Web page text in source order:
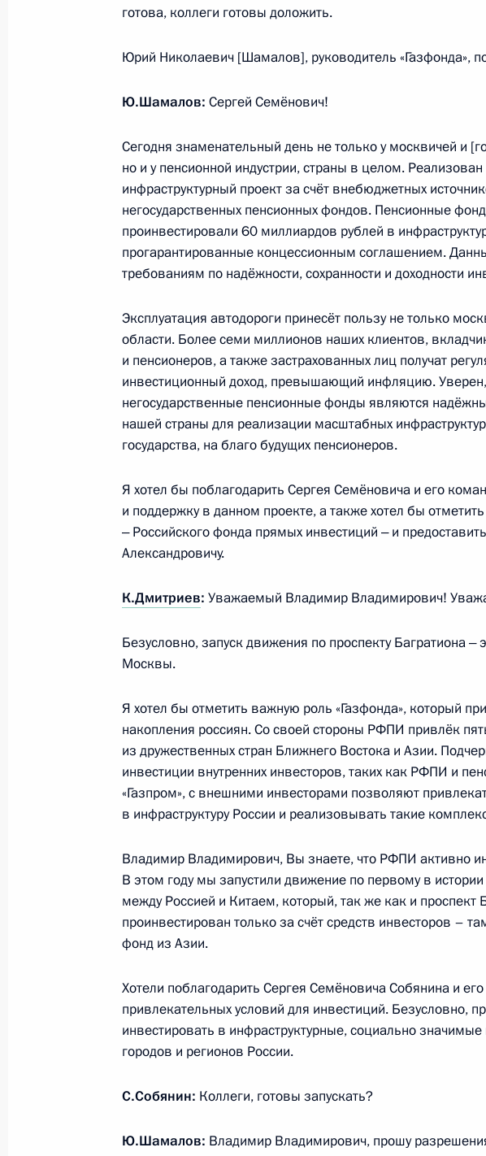
14 февраля 2024 года, 16:15
Открытие автомобильной дороги М-12 «Восток»
Встреча с избранными главами регионов
28 сентября 2023 года, 14:40
18 сентября 2023 года, 12:20
Владимир Путин поздравил москвичей с Днём города
9 сентября 2023 года, 13:35
Открытие объектов транспортной инфраструктуры
9 сентября 2023 года, 13:15
Открытие северного направления МСД, участков
8 сентября 2023 года, 15:55
Заседание Президиума Госсовета по вопросам
общественного транспорта
17 августа 2023 года, 21:10
Открытие движения по третьему Московскому
диаметру
17 августа 2023 года, 14:50
Пленарное заседание Форума будущих технологий
13 июля 2023 года, 18:15
готова, коллеги готовы доложить.
Юрий Николаевич [Шамалов], руководитель «Газфонда»,
Ю.Шамалов: Сергей Семёнович!
Сегодня знаменательный день не только у москвичей и
но и у пенсионной индустрии, страны в целом.
инфраструктурный проект за счёт внебюджетных
негосударственных пенсионных фондов. Пенсионные
проинвестировали 60 миллиардов рублей в
прогарантированные концессионным соглашением.
требованиям по надёжности, сохранности и доходности
Эксплуатация автодороги принесёт пользу не только
области. Более семи миллионов наших клиентов,
и пенсионеров, а также застрахованных лиц получат
инвестиционный доход, превышающий инфляцию. Уверен,
негосударственные пенсионные фонды являются
нашей страны для реализации масштабных
государства, на благо будущих пенсионеров.
Я хотел бы поблагодарить Сергея Семёновича и его
и поддержку в данном проекте, а также хотел бы
‒ Российского фонда прямых инвестиций ‒ и
Александровичу.
К.Дмитриев: Уважаемый Владимир Владимирович!
Безусловно, запуск движения по проспекту Багратиона ‒
Москвы.
Я хотел бы отметить важную роль «Газфонда», который
накопления россиян. Со своей стороны РФПИ привлёк
из дружественных стран Ближнего Востока и Азии.
инвестиции внутренних инвесторов, таких как РФПИ и
«Газпром», с внешними инвесторами позволяют
в инфраструктуру России и реализовывать такие
Владимир Владимирович, Вы знаете, что РФПИ активно
В этом году мы запустили движение по первому в
между Россией и Китаем, который, так же как и проспект
проинвестирован только за счёт средств инвесторов –
фонд из Азии.
Хотели поблагодарить Сергея Семёновича Собянина и
привлекательных условий для инвестиций. Безусловно,
инвестировать в инфраструктурные, социально
городов и регионов России.
С.Собянин: Коллеги, готовы запускать?
Ю.Шамалов: Владимир Владимирович, прошу